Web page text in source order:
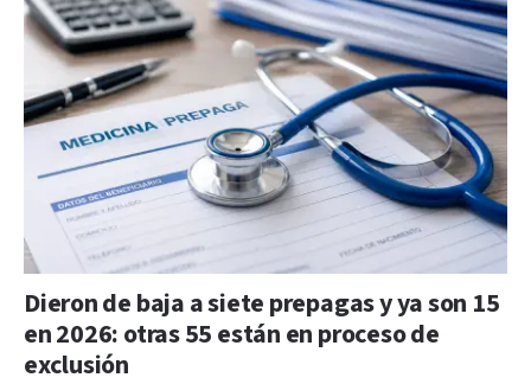
Dieron de baja a siete prepagas y ya son 15
en 2026: otras 55 están en proceso de
exclusión